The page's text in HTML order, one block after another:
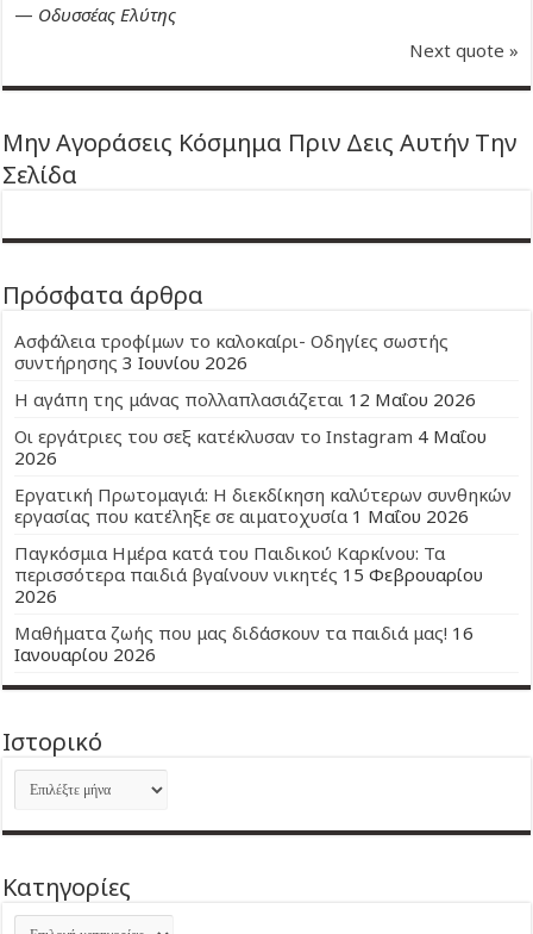
— Οδυσσέας Ελύτης
Next quote »
Μην Αγοράσεις Κόσμημα Πριν Δεις Αυτήν Την
Σελίδα
Πρόσφατα άρθρα
Ασφάλεια τροφίμων το καλοκαίρι- Οδηγίες σωστής
συντήρησης 3 Ιουνίου 2026
Η αγάπη της μάνας πολλαπλασιάζεται 12 Μαΐου 2026
Οι εργάτριες του σεξ κατέκλυσαν το Instagram 4 Μαΐου
2026
Εργατική Πρωτομαγιά: Η διεκδίκηση καλύτερων συνθηκών
εργασίας που κατέληξε σε αιματοχυσία 1 Μαΐου 2026
Παγκόσμια Ημέρα κατά του Παιδικού Καρκίνου: Τα
περισσότερα παιδιά βγαίνουν νικητές 15 Φεβρουαρίου
2026
Μαθήματα ζωής που μας διδάσκουν τα παιδιά μας! 16
Ιανουαρίου 2026
Ιστορικό
Ιστορικό
Kατηγορίες
Kατηγορίες